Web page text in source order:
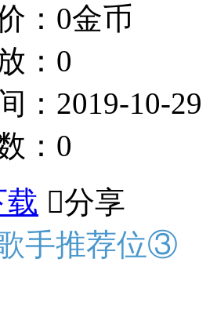
：0金币
：0
：2019-10-29
：0
载 分享
手推荐位③